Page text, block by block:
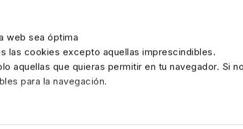
web sea óptima
las cookies excepto aquellas imprescindibles.
aquellas que quieras permitir en tu navegador. Si no
para la navegación.
en La Rioja
Procedimiento